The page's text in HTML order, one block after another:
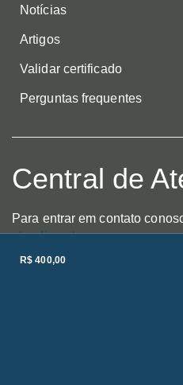
R$ 400,00
Notícias
Artigos
Validar certificado
Perguntas frequentes
Central de
Para entrar em contato
atendimento.